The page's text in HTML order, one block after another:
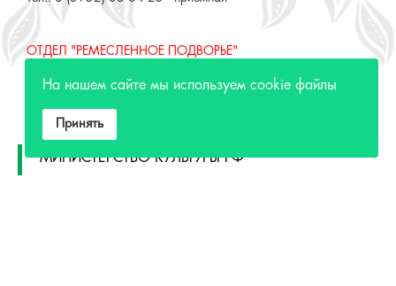
ОТДЕЛ "РЕМЕСЛЕННОЕ ПОДВОРЬЕ"
664025, Россия, Иркутская область, г. Иркутск, ул. 3 июля,
тел.: 8 (3952) 48-71-30
МИНИСТЕРСТВО КУЛЬТУРЫ РФ
На нашем сайте мы используем cookie файлы
Принять